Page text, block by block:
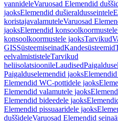
vannideleVaruosad Elemendid
jaoksElemendid dušieraldusseintele
koristajavalamuteleVaruosad
jaoksElemendid konsoolkoormustele
konsoolkoormustele jaoksTarvikud
GISSüsteemiseinadKandesüsteemid
eelvalmististeleTarvikud
heliisolatsioonileLaudised
Paigalduselemendid jaoks
Elemendid WC-pottidele jaoks
Elemendid valamutele jaoks
Elemendid bideedele jaoks
Elemendid pissuaaridele jaoks
duššideleVaruosad Elemendid